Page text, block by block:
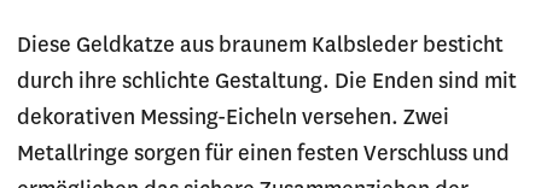
Diese Geldkatze aus braunem Kalbsleder besticht
durch ihre schlichte Gestaltung. Die Enden sind mit
dekorativen Messing-Eicheln versehen. Zwei
Metallringe sorgen für einen festen Verschluss und